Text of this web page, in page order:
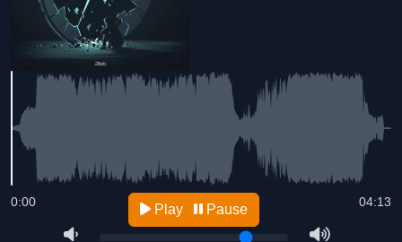
04:13
0:00 Play Pause